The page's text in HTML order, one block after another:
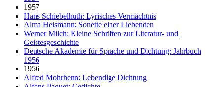
1957
Hans Schiebelhuth: Lyrisches Vermächtnis
Alma Heismann: Sonette einer Liebenden
Werner Milch: Kleine Schriften zur Literatur- und
Geistesgeschichte
Deutsche Akademie für Sprache und Dichtung: Jahrbuch
1956
1956
Alfred Mohrhenn: Lebendige Dichtung